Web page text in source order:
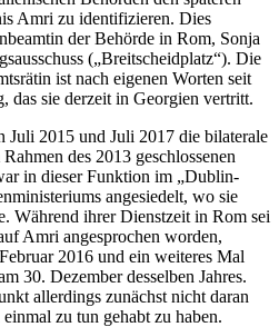
Amri zu identifizieren. Dies
der Behörde in Rom, Sonja
(„Breitscheidplatz“). Die
ist nach eigenen Worten seit
das sie derzeit in Georgien vertritt.
Juli 2015 und Juli 2017 die bilaterale
des 2013 geschlossenen
in dieser Funktion im „Dublin-
angesiedelt, wo sie
Während ihrer Dienstzeit in Rom sei
Amri angesprochen worden,
2016 und ein weiteres Mal
30. Dezember desselben Jahres.
allerdings zunächst nicht daran
zu tun gehabt zu haben.